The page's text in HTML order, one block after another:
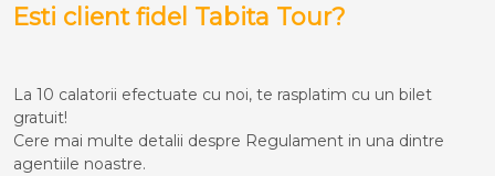
Esti client fidel Tabita Tour?
La 10 calatorii efectuate cu noi, te rasplatim cu un bilet
gratuit!
Cere mai multe detalii despre Regulament in una dintre
agentiile noastre.